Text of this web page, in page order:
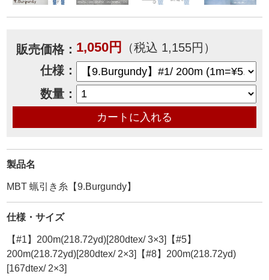
販売価格： 1,050円
（税込 1,155円）
仕様：
数量：
製品名
MBT 蝋引き糸【9.Burgundy】
仕様・サイズ
【#1】200m(218.72yd)[280dtex/ 3×3]【#5】
200m(218.72yd)[280dtex/ 2×3]【#8】200m(218.72yd)
[167dtex/ 2×3]